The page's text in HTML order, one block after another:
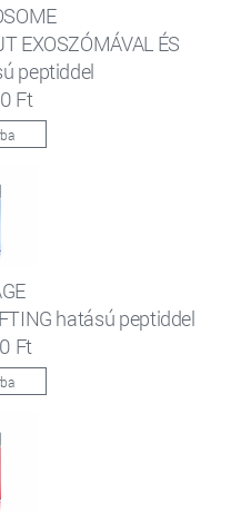
EXOSZÓMÁVAL ÉS
peptiddel
Ft
hatású peptiddel
Ft